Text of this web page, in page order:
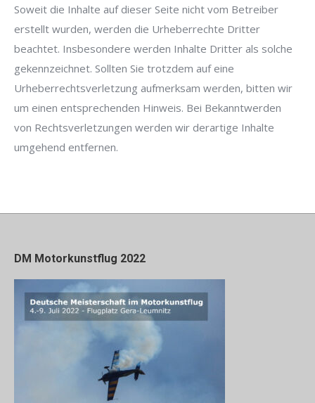
Soweit die Inhalte auf dieser Seite nicht vom Betreiber
erstellt wurden, werden die Urheberrechte Dritter
beachtet. Insbesondere werden Inhalte Dritter als solche
gekennzeichnet. Sollten Sie trotzdem auf eine
Urheberrechtsverletzung aufmerksam werden, bitten wir
um einen entsprechenden Hinweis. Bei Bekanntwerden
von Rechtsverletzungen werden wir derartige Inhalte
umgehend entfernen.
DM Motorkunstflug 2022